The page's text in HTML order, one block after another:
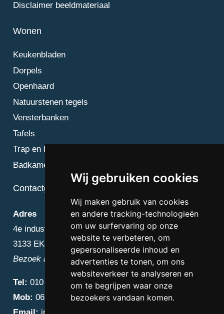
Wij gebruiken cookies
Wij maken gebruik van cookies
en andere tracking-technologieën
om uw surfervaring op onze
website te verbeteren, om
gepersonaliseerde inhoud en
advertenties te tonen, om ons
websiteverkeer te analyseren en
om te begrijpen waar onze
bezoekers vandaan komen.
Disclaimer beeldmateriaal
Wonen
Keukenbladen
Dorpels
Openhaard
Natuurstenen tegels
Vensterbanken
Tafels
Trap en Bordes
Badkamer
Contactgegevens
Adres
4e industriestraat 25
3133 EK Vlaardingen
Bezoek alleen op afspraak
Tel: 010 – 223 3759
Mob: 06 – 4838 1000
Email: info@diamantnatuursteen.nl